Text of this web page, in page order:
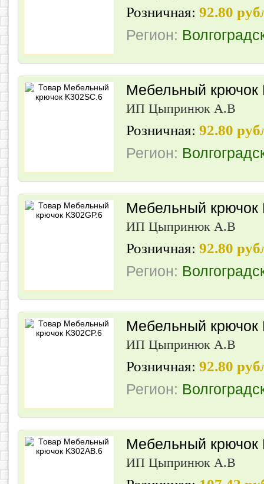
Розничная: 92.80
Регион:
Мебельный крючок
ИП Цыпринюк А.В
Розничная: 92.80
Регион:
Мебельный крючок
ИП Цыпринюк А.В
Розничная: 92.80
Регион:
Мебельный крючок
ИП Цыпринюк А.В
Розничная: 92.80
Регион:
Мебельный крючок
ИП Цыпринюк А.В